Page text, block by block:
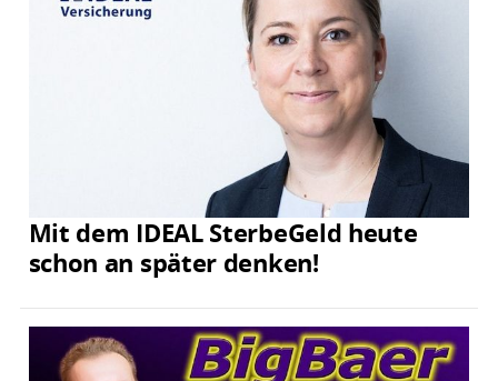
Mit dem IDEAL SterbeGeld heute
schon an später denken!